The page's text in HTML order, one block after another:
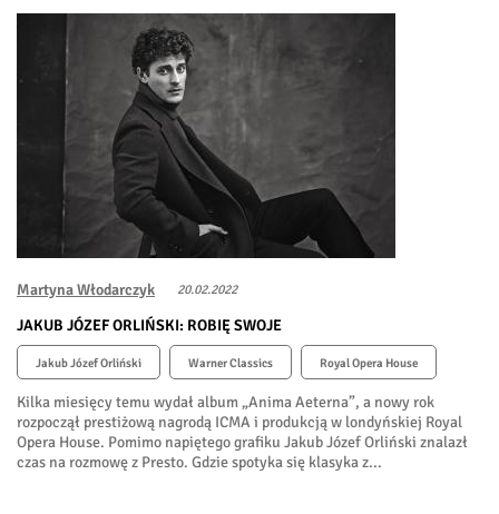
Martyna Włodarczyk 20.02.2022
JAKUB JÓZEF ORLIŃSKI: ROBIĘ SWOJE
Jakub Józef Orliński Warner Classics Royal Opera House
Kilka miesięcy temu wydał album „Anima Aeterna”, a nowy rok
rozpoczął prestiżową nagrodą ICMA i produkcją w londyńskiej Royal
Opera House. Pomimo napiętego grafiku Jakub Józef Orliński znalazł
czas na rozmowę z Presto. Gdzie spotyka się klasyka z...